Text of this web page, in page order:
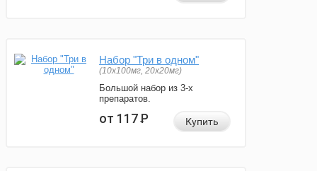
Набор "Три в одном"
(10x100мг, 20x20мг)
Большой набор из 3-х
препаратов.
от 117Р Купить